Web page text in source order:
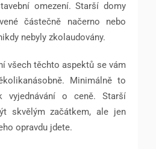
omezení. Starší domy
částečně načerno nebo
nebyly zkolaudovány.
všech těchto aspektů se vám
Minimálně to
vyjednávání o ceně. Starší
skvělým začátkem, ale jen
opravdu jdete.